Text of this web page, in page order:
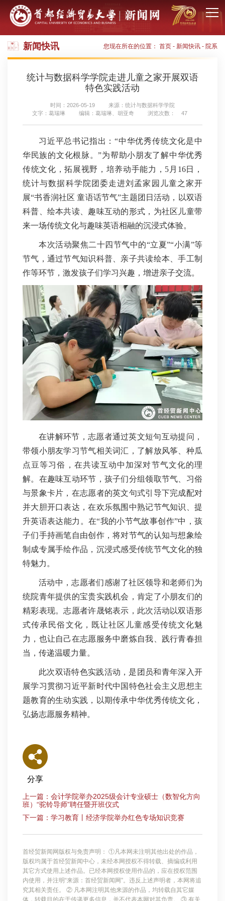
新闻快讯 您现在所在的位置： 首页 - 新闻快讯 - 院系
统计与数据科学学院走进儿童之家开展双语
特色实践活动
时间：2026-05-19
来源：统计与数据科学学院
文字：葛瑞琳
编辑：葛瑞琳、胡亚奇 浏览次数： 47
习近平总书记指出：“中华优秀传统文化是中
华民族的文化根脉。”为帮助小朋友了解中华优秀
传统文化，拓展视野，培养动手能力，5月16日，
统计与数据科学院团委走进刘孟家园儿童之家开
展“书香润社区 童语话节气”主题团日活动，以双语
科普、绘本共读、趣味互动的形式，为社区儿童带
来一场传统文化与趣味英语相融的沉浸式体验。
本次活动聚焦二十四节气中的“立夏”“小满”等
节气，通过节气知识科普、亲子共读绘本、手工制
作等环节，激发孩子们学习兴趣，增进亲子交流。
在讲解环节，志愿者通过英文短句互动提问，
带领小朋友学习节气相关词汇，了解放风筝、种瓜
点豆等习俗，在共读互动中加深对节气文化的理
解。在趣味互动环节，孩子们分组领取节气、习俗
与景象卡片，在志愿者的英文句式引导下完成配对
并大胆开口表达，在欢乐氛围中熟记节气知识、提
升英语表达能力。在“我的小节气故事创作”中，孩
子们手持画笔自由创作，将对节气的认知与想象绘
制成专属手绘作品，沉浸式感受传统节气文化的独
特魅力。
活动中，志愿者们感谢了社区领导和老师们为
统院青年提供的宝贵实践机会，肯定了小朋友们的
精彩表现。志愿者许晟铭表示，此次活动以双语形
式传承民俗文化，既让社区儿童感受传统文化魅
力，也让自己在志愿服务中磨炼自我、践行青春担
当，传递温暖力量。
此次双语特色实践活动，是团员和青年深入开
展学习贯彻习近平新时代中国特色社会主义思想主
题教育的生动实践，以期传承中华优秀传统文化，
弘扬志愿服务精神。
分享
上一篇：会计学院举办2025级会计专业硕士（数智化方向
班）“驼铃导师”聘任暨开班仪式
下一篇：学习教育丨经济学院举办红色专场知识竞赛
首经贸新闻网版权与免责声明： ①凡本网未注明其他出处的作品，
版权均属于首经贸新闻中心，未经本网授权不得转载、摘编或利用
其它方式使用上述作品。已经本网授权使用作品的，应在授权范围
内使用，并注明“来源：首经贸新闻网”。违反上述声明者，本网将追
究其相关责任。 ② 凡本网注明其他来源的作品，均转载自其它媒
体，转载目的在于传递更多信息，并不代表本网对其负责。 ③ 有关